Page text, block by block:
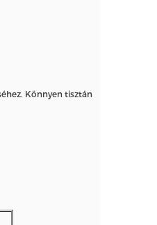
Könnyen tisztán